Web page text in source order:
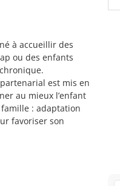
à accueillir des
ou des enfants
est mis en
au mieux l’enfant
: adaptation
favoriser son